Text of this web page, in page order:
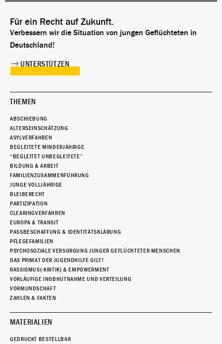
Für ein Recht auf Zukunft.
Verbessern wir die Situation von jungen Geflüchteten in
Deutschland!
UNTERSTÜTZEN
THEMEN
ABSCHIEBUNG
ALTERSEINSCHÄTZUNG
ASYLVERFAHREN
BEGLEITETE MINDERJÄHRIGE
“BEGLEITET UNBEGLEITETE”
BILDUNG & ARBEIT
FAMILIENZUSAMMENFÜHRUNG
JUNGE VOLLJÄHRIGE
BLEIBERECHT
PARTIZIPATION
CLEARINGVERFAHREN
EUROPA & TRANSIT
PASSBESCHAFFUNG & IDENTITÄTSKLÄRUNG
PFLEGEFAMILIEN
PSYCHOSOZIALE VERSORGUNG JUNGER GEFLÜCHTETER MENSCHEN
DAS PRIMAT DER JUGENDHILFE GILT!
RASSISMUS(-KRITIK) & EMPOWERMENT
VORLÄUFIGE INOBHUTNAHME UND VERTEILUNG
VORMUNDSCHAFT
ZAHLEN & FAKTEN
MATERIALIEN
GEDRUCKT BESTELLBAR